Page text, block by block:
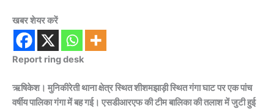
खबर शेयर करें
Report ring desk
ऋषिकेश। मुनिकीरेती थाना क्षेत्र स्थित शीशमझाड़ी स्थित गंगा घाट पर एक पांच
वर्षीय पालिका गंगा में बह गई। एसडीआरएफ की टीम बालिका की तलाश में जुटी हुई